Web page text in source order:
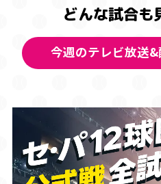
どんな試合も
今週のテレビ放送